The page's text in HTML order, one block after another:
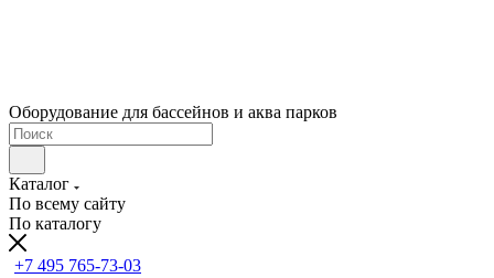
Оборудование для бассейнов и аква парков
Каталог
По всему сайту
По каталогу
+7 495 765-73-03